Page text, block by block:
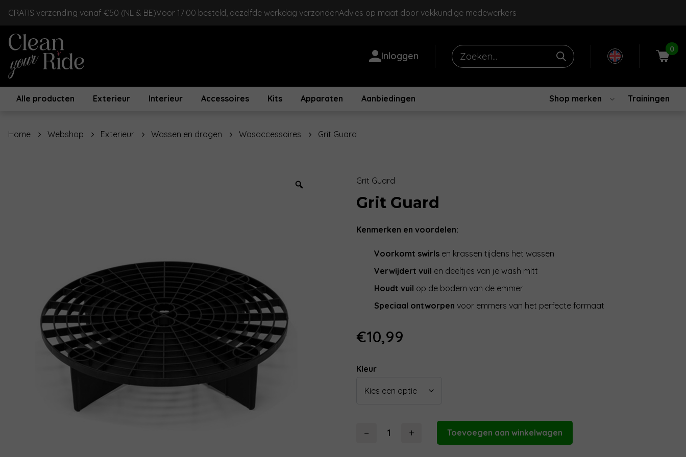
GRATIS verzending vanaf €50 (NL & BE)Voor 17:00 besteld, dezelfde werkdag verzondenAdvies op maat door vakkundige medewerkers
Inloggen
0
Alle producten Exterieur Interieur Accessoires Kits Apparaten Aanbiedingen Shop merken Trainingen
Home Webshop Exterieur Wassen en drogen Wasaccessoires Grit Guard
Grit Guard
Grit Guard
Kenmerken en voordelen:
Voorkomt swirls en krassen tijdens het wassen
Verwijdert vuil en deeltjes van je wash mitt
Houdt vuil op de bodem van de emmer
Speciaal ontworpen voor emmers van het perfecte formaat
€10,99
Kleur
− + Toevoegen aan winkelwagen